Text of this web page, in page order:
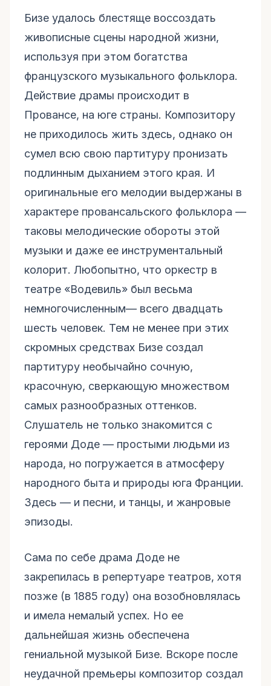
Бизе удалось блестяще воссоздать
живописные сцены народной жизни,
используя при этом богатства
французского музыкального фольклора.
Действие драмы происходит в
Провансе, на юге страны. Композитору
не приходилось жить здесь, однако он
сумел всю свою партитуру пронизать
подлинным дыханием этого края. И
оригинальные его мелодии выдержаны в
характере провансальского фольклора —
таковы мелодические обороты этой
музыки и даже ее инструментальный
колорит. Любопытно, что оркестр в
театре «Водевиль» был весьма
немногочисленным— всего двадцать
шесть человек. Тем не менее при этих
скромных средствах Бизе создал
партитуру необычайно сочную,
красочную, сверкающую множеством
самых разнообразных оттенков.
Слушатель не только знакомится с
героями Доде — простыми людьми из
народа, но погружается в атмосферу
народного быта и природы юга Франции.
Здесь — и песни, и танцы, и жанровые
эпизоды.
Сама по себе драма Доде не
закрепилась в репертуаре театров, хотя
позже (в 1885 году) она возобновлялась
и имела немалый успех. Но ее
дальнейшая жизнь обеспечена
гениальной музыкой Бизе. Вскоре после
неудачной премьеры композитор создал